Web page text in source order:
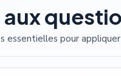
aux
essentielles pour